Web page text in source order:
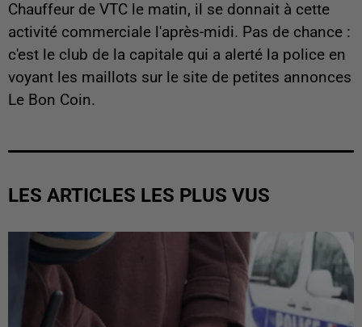
Chauffeur de VTC le matin, il se donnait à cette
activité commerciale l'après-midi. Pas de chance :
c'est le club de la capitale qui a alerté la police en
voyant les maillots sur le site de petites annonces
Le Bon Coin.
LES ARTICLES LES PLUS VUS